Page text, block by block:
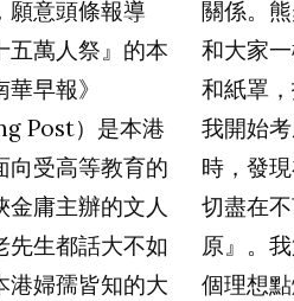
願意頭條報導
五萬人祭』的本
早報》
Post）是本港
向受高等教育的
金庸主辦的文人
先生都話大不如
港婦孺皆知的大
關係。
和大家
和紙罩
我開始
時，發
切盡在
原』。
個理想點